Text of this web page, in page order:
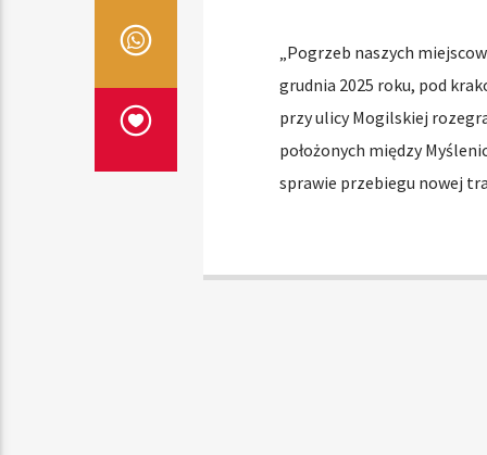
„Pogrzeb naszych
grudnia 2025 roku, pod
przy ulicy Mogilskiej
położonych między
sprawie przebiegu nowej